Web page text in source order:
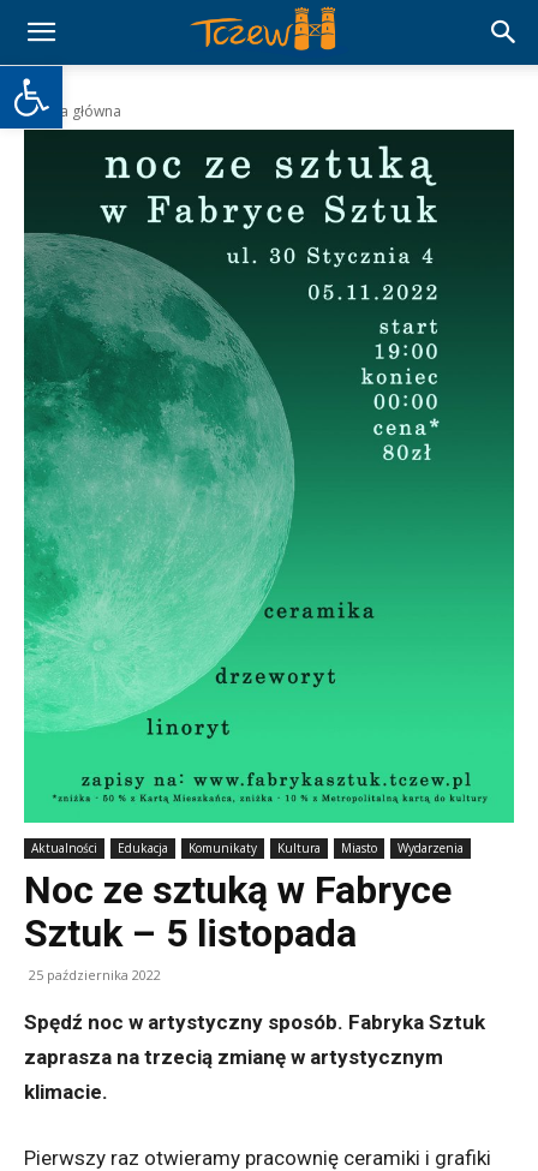
Otwórz pasek narzędzi
Strona główna
Aktualności Edukacja Komunikaty Kultura Miasto Wydarzenia
Noc ze sztuką w Fabryce
Sztuk – 5 listopada
25 października 2022
Spędź noc w artystyczny sposób. Fabryka Sztuk
zaprasza na trzecią zmianę w artystycznym
klimacie.
Pierwszy raz otwieramy pracownię ceramiki i grafiki